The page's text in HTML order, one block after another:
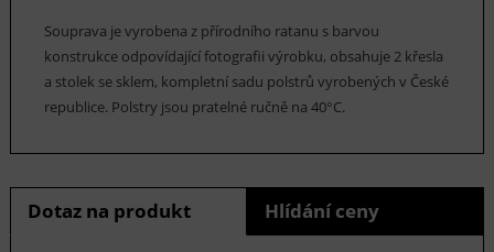
Souprava je vyrobena z přírodního ratanu s barvou
konstrukce odpovídající fotografii výrobku, obsahuje 2 křesla
a stolek se sklem, kompletní sadu polstrů vyrobených v České
republice. Polstry jsou pratelné ručně na 40°C.
Dotaz na produkt Hlídání ceny